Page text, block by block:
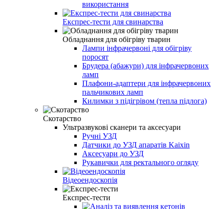
використання
Експрес-тести для свинарства
Обладнання для обігріву тварин
Лампи інфрачервоні для обігріву
поросят
Брудера (абажури) для інфрачервоних
ламп
Плафони-адаптери для інфрачервоних
пальчикових ламп
Килимки з підігрівом (тепла підлога)
Скотарство
Ультразвукові сканери та аксесуари
Ручні УЗД
Датчики до УЗД апаратів Kaixin
Аксесуари до УЗД
Рукавички для ректального огляду
Відеоендоскопія
Експрес-тести